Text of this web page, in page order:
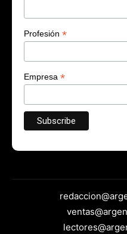
Profesión *
Empresa *